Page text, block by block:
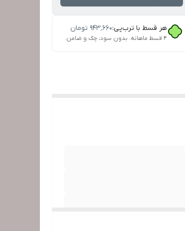
هر قسط با ترب‌پی:۹۴۳٬۶۶۰ تومان
۴ قسط ماهانه. بدون سود، چک و ضامن.